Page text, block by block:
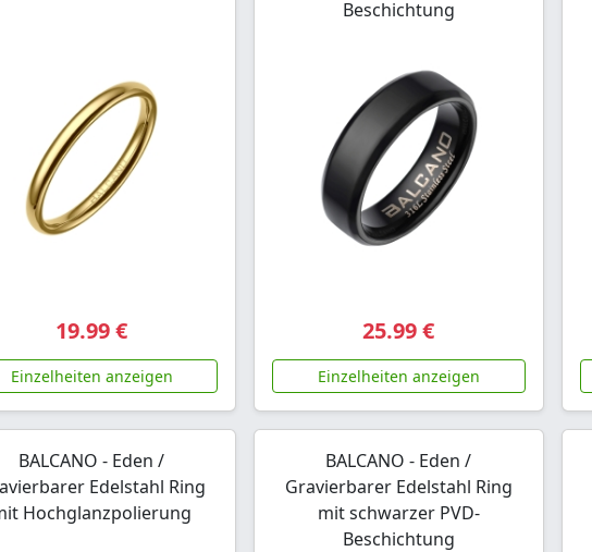
19.99 €
Einzelheiten anzeigen
Beschichtung
25.99 €
Einzelheiten anzeigen
BALCANO - Eden /
Edelstahl Ring
Hochglanzpolierung
BALCANO - Eden /
Gravierbarer Edelstahl Ring
mit schwarzer PVD-
Beschichtung